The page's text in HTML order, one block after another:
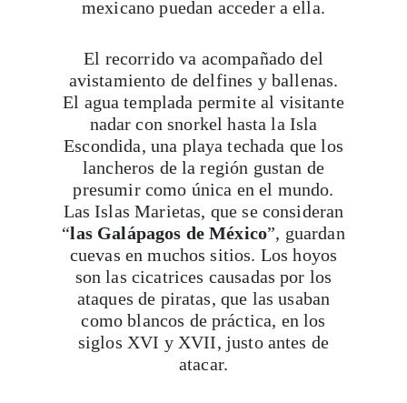
mexicano puedan acceder a ella.
El recorrido va acompañado del
avistamiento de delfines y ballenas.
El agua templada permite al visitante
nadar con snorkel hasta la Isla
Escondida, una playa techada que los
lancheros de la región gustan de
presumir como única en el mundo.
Las Islas Marietas, que se consideran
“las Galápagos de México”, guardan
cuevas en muchos sitios. Los hoyos
son las cicatrices causadas por los
ataques de piratas, que las usaban
como blancos de práctica, en los
siglos XVI y XVII, justo antes de
atacar.